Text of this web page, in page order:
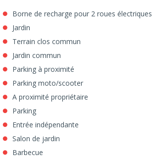
Borne de recharge pour 2 roues électriques
Jardin
Terrain clos commun
Jardin commun
Parking à proximité
Parking moto/scooter
A proximité propriétaire
Parking
Entrée indépendante
Salon de jardin
Barbecue